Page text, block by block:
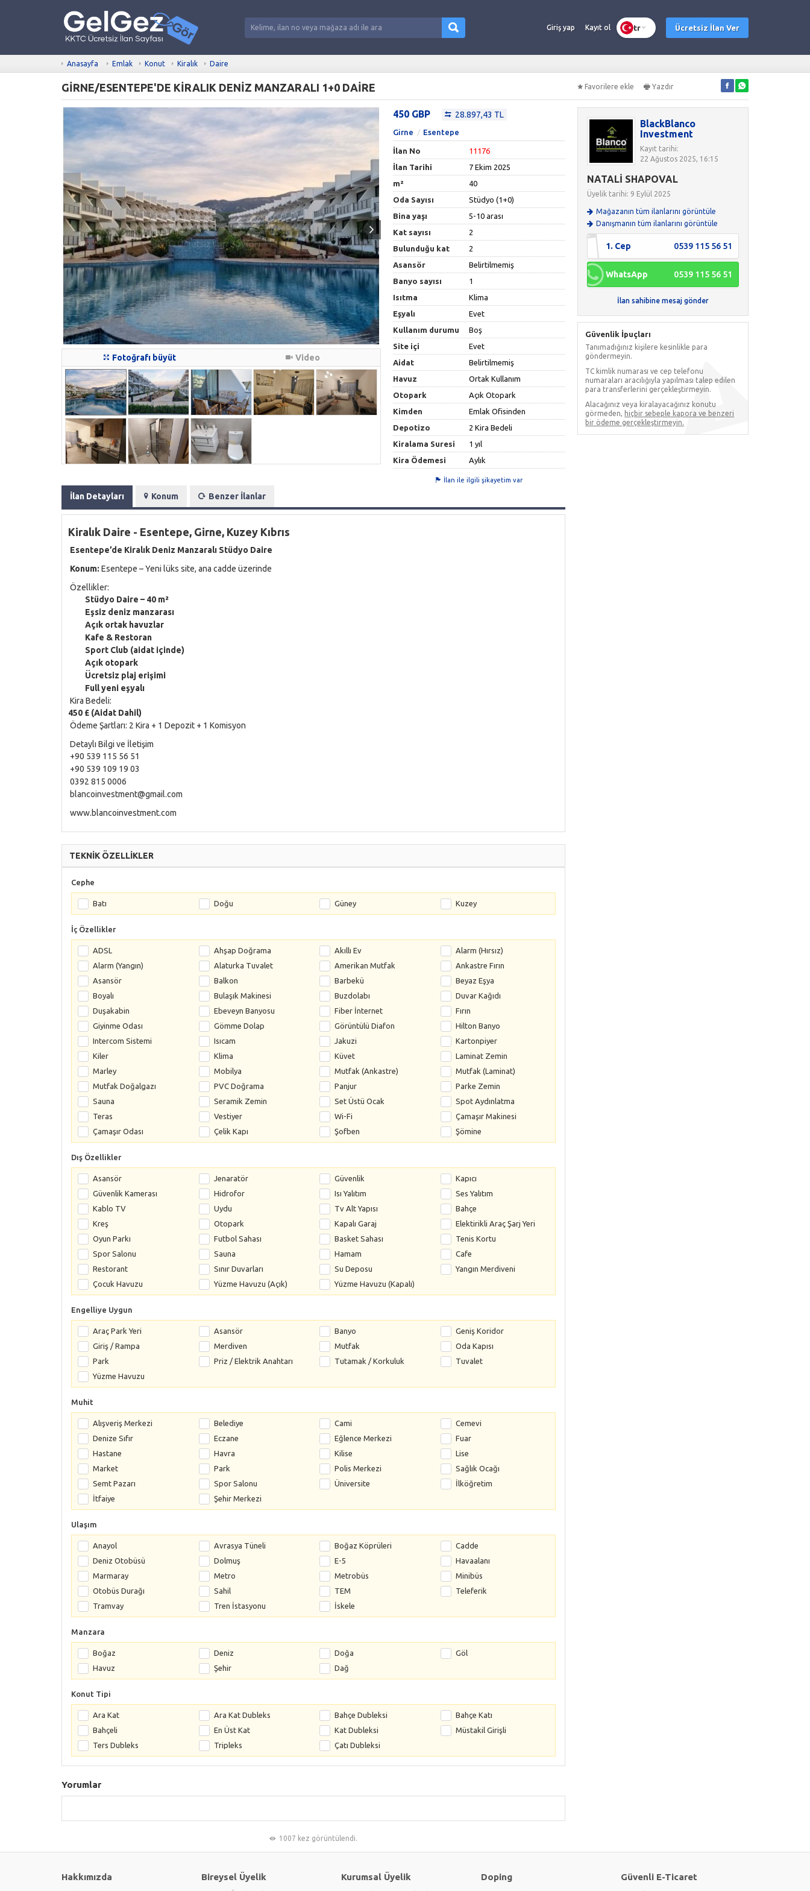
Giriş yap Kayıt ol tr Ücretsiz İlan Ver
Anasayfa Emlak Konut Kiralık Daire
GİRNE/ESENTEPE'DE KİRALIK DENİZ MANZARALI 1+0 DAİRE Favorilere ekle Yazdır
Fotoğrafı büyüt Video
450 GBP 28.897,43 TL
Girne Esentepe
İlan No
11176
İlan Tarihi
7 Ekim 2025
m²
40
Oda Sayısı
Stüdyo (1+0)
Bina yaşı
5-10 arası
Kat sayısı
2
Bulunduğu kat
2
Asansör
Belirtilmemiş
Banyo sayısı
1
Isıtma
Klima
Eşyalı
Evet
Kullanım durumu
Boş
Site içi
Evet
Aidat
Belirtilmemiş
Havuz
Ortak Kullanım
Otopark
Açık Otopark
Kimden
Emlak Ofisinden
Depotizo
2 Kira Bedeli
Kiralama Suresi
1 yıl
Kira Ödemesi
Aylık
İlan ile ilgili şikayetim var
İlan Detayları Konum Benzer İlanlar
Kiralık Daire - Esentepe, Girne, Kuzey Kıbrıs
Esentepe’de Kiralık Deniz Manzaralı Stüdyo Daire
Konum: Esentepe – Yeni lüks site, ana cadde üzerinde
Özellikler:
Stüdyo Daire – 40 m²
Eşsiz deniz manzarası
Açık ortak havuzlar
Kafe & Restoran
Sport Club (aidat içinde)
Açık otopark
Ücretsiz plaj erişimi
Full yeni eşyalı
Kira Bedeli:
450 £ (Aidat Dahil)
Ödeme Şartları: 2 Kira + 1 Depozit + 1 Komisyon
Detaylı Bilgi ve İletişim
+90 539 115 56 51
+90 539 109 19 03
0392 815 0006
blancoinvestment@gmail.com
www.blancoinvestment.com
TEKNİK ÖZELLİKLER
Cephe
Batı Doğu Güney Kuzey
İç Özellikler
ADSL Ahşap Doğrama Akıllı Ev
Alarm (Hırsız)
Alarm (Yangın)
Alaturka Tuvalet Amerikan Mutfak
Ankastre Fırın
Asansör
Balkon Barbekü
Beyaz Eşya
Boyalı
Bulaşık Makinesi Buzdolabı
Duvar Kağıdı
Duşakabin
Ebeveyn Banyosu Fiber İnternet
Fırın
Giyinme Odası
Gömme Dolap Görüntülü Diafon
Hilton Banyo
Intercom Sistemi
Isıcam Jakuzi
Kartonpiyer
Kiler
Klima Küvet
Laminat Zemin
Marley
Mobilya Mutfak (Ankastre)
Mutfak (Laminat)
Mutfak Doğalgazı
PVC Doğrama Panjur
Parke Zemin
Sauna
Seramik Zemin Set Üstü Ocak
Spot Aydınlatma
Teras
Vestiyer Wi-Fi
Çamaşır Makinesi
Çamaşır Odası
Çelik Kapı Şofben Şömine
Dış Özellikler
Asansör Jenaratör Güvenlik
Kapıcı
Güvenlik Kamerası
Hidrofor Isı Yalıtım
Ses Yalıtım
Kablo TV
Uydu Tv Alt Yapısı
Bahçe
Kreş
Otopark Kapalı Garaj
Elektirikli Araç Şarj Yeri
Oyun Parkı
Futbol Sahası Basket Sahası
Tenis Kortu
Spor Salonu
Sauna Hamam
Cafe
Restorant
Sınır Duvarları Su Deposu
Yangın Merdiveni
Çocuk Havuzu
Yüzme Havuzu (Açık) Yüzme Havuzu (Kapalı)
Engelliye Uygun
Araç Park Yeri Asansör Banyo
Geniş Koridor
Giriş / Rampa
Merdiven Mutfak
Oda Kapısı
Park
Priz / Elektrik Anahtarı Tutamak / Korkuluk
Tuvalet
Yüzme Havuzu
Muhit
Alışveriş Merkezi Belediye Cami
Cemevi
Denize Sıfır
Eczane Eğlence Merkezi
Fuar
Hastane
Havra Kilise
Lise
Market
Park Polis Merkezi
Sağlık Ocağı
Semt Pazarı
Spor Salonu Üniversite
İlköğretim
İtfaiye
Şehir Merkezi
Ulaşım
Anayol Avrasya Tüneli Boğaz Köprüleri
Cadde
Deniz Otobüsü
Dolmuş E-5
Havaalanı
Marmaray
Metro Metrobüs
Minibüs
Otobüs Durağı
Sahil TEM
Teleferik
Tramvay
Tren İstasyonu İskele
Manzara
Boğaz Deniz Doğa
Göl
Havuz
Şehir Dağ
Konut Tipi
Ara Kat Ara Kat Dubleks Bahçe Dubleksi
Bahçe Katı
Bahçeli
En Üst Kat Kat Dubleksi
Müstakil Girişli
Ters Dubleks
Tripleks Çatı Dubleksi
Yorumlar
1007 kez görüntülendi.
BlackBlanco
Investment
Kayıt tarihi:
22 Ağustos 2025, 16:15
NATALİ SHAPOVAL
Üyelik tarihi: 9 Eylül 2025
Mağazanın tüm ilanlarını görüntüle
Danışmanın tüm ilanlarını görüntüle
1. Cep 0539 115 56 51
WhatsApp 0539 115 56 51
İlan sahibine mesaj gönder
Güvenlik İpuçları
Tanımadığınız kişilere kesinlikle para
göndermeyin.
TC kimlik numarası ve cep telefonu
numaraları aracılığıyla yapılması talep edilen
para transferlerini gerçekleştirmeyin.
Alacağınız veya kiralayacağınız konutu
görmeden, hiçbir sebeple kapora ve benzeri
bir ödeme gerçekleştirmeyin.
Hakkımızda Bireysel Üyelik Kurumsal Üyelik Doping Güvenli E-Ticaret